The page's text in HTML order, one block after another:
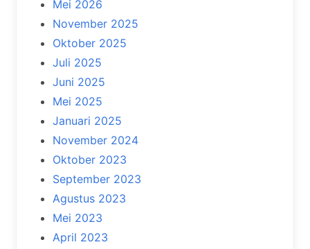
Mei 2026
November 2025
Oktober 2025
Juli 2025
Juni 2025
Mei 2025
Januari 2025
November 2024
Oktober 2023
September 2023
Agustus 2023
Mei 2023
April 2023